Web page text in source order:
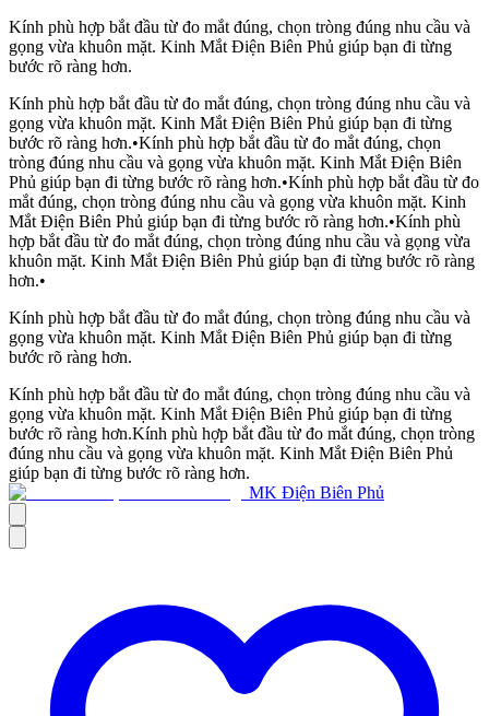
Kính phù hợp bắt đầu từ đo mắt đúng, chọn tròng đúng nhu cầu và
gọng vừa khuôn mặt. Kinh Mắt Điện Biên Phủ giúp bạn đi từng
bước rõ ràng hơn.
Kính phù hợp bắt đầu từ đo mắt đúng, chọn tròng đúng nhu cầu và
gọng vừa khuôn mặt. Kinh Mắt Điện Biên Phủ giúp bạn đi từng
bước rõ ràng hơn.•Kính phù hợp bắt đầu từ đo mắt đúng, chọn
tròng đúng nhu cầu và gọng vừa khuôn mặt. Kinh Mắt Điện Biên
Phủ giúp bạn đi từng bước rõ ràng hơn.•Kính phù hợp bắt đầu từ đo
mắt đúng, chọn tròng đúng nhu cầu và gọng vừa khuôn mặt. Kinh
Mắt Điện Biên Phủ giúp bạn đi từng bước rõ ràng hơn.•Kính phù
hợp bắt đầu từ đo mắt đúng, chọn tròng đúng nhu cầu và gọng vừa
khuôn mặt. Kinh Mắt Điện Biên Phủ giúp bạn đi từng bước rõ ràng
hơn.•
Kính phù hợp bắt đầu từ đo mắt đúng, chọn tròng đúng nhu cầu và
gọng vừa khuôn mặt. Kinh Mắt Điện Biên Phủ giúp bạn đi từng
bước rõ ràng hơn.
Kính phù hợp bắt đầu từ đo mắt đúng, chọn tròng đúng nhu cầu và
gọng vừa khuôn mặt. Kinh Mắt Điện Biên Phủ giúp bạn đi từng
bước rõ ràng hơn.Kính phù hợp bắt đầu từ đo mắt đúng, chọn tròng
đúng nhu cầu và gọng vừa khuôn mặt. Kinh Mắt Điện Biên Phủ
giúp bạn đi từng bước rõ ràng hơn.
MK Điện Biên Phủ